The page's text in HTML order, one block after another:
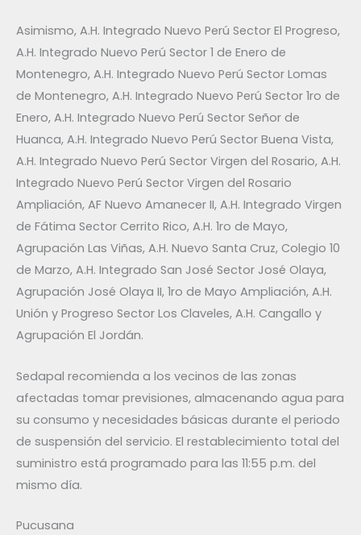
Asimismo, A.H. Integrado Nuevo Perú Sector El Progreso,
A.H. Integrado Nuevo Perú Sector 1 de Enero de
Montenegro, A.H. Integrado Nuevo Perú Sector Lomas
de Montenegro, A.H. Integrado Nuevo Perú Sector 1ro de
Enero, A.H. Integrado Nuevo Perú Sector Señor de
Huanca, A.H. Integrado Nuevo Perú Sector Buena Vista,
A.H. Integrado Nuevo Perú Sector Virgen del Rosario, A.H.
Integrado Nuevo Perú Sector Virgen del Rosario
Ampliación, AF Nuevo Amanecer II, A.H. Integrado Virgen
de Fátima Sector Cerrito Rico, A.H. 1ro de Mayo,
Agrupación Las Viñas, A.H. Nuevo Santa Cruz, Colegio 10
de Marzo, A.H. Integrado San José Sector José Olaya,
Agrupación José Olaya II, 1ro de Mayo Ampliación, A.H.
Unión y Progreso Sector Los Claveles, A.H. Cangallo y
Agrupación El Jordán.
Sedapal recomienda a los vecinos de las zonas
afectadas tomar previsiones, almacenando agua para
su consumo y necesidades básicas durante el periodo
de suspensión del servicio. El restablecimiento total del
suministro está programado para las 11:55 p.m. del
mismo día.
Pucusana